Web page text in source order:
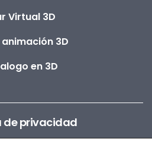
Virtual 3D
3D
en 3D
de privacidad